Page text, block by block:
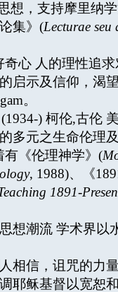
想，支持摩里纳
集》(Lecturae seu
奇心 人的理性追
启示及信仰，渴
。
(1934-) 柯伦,古伦
多元之生命伦理
有《伦理神学》(
, 1988)、《
1891-
想潮流 学术界
相信，诅咒的力
耶稣基督以宽恕